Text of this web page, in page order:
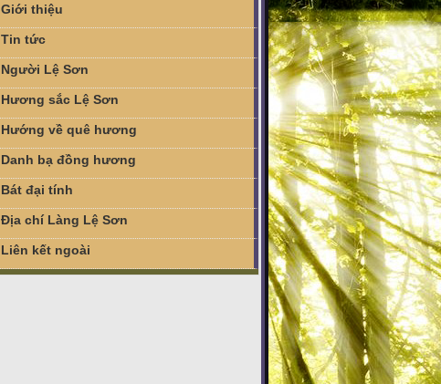
Giới thiệu
Tin tức
Người Lệ Sơn
Hương sắc Lệ Sơn
Hướng về quê hương
Danh bạ đồng hương
Bát đại tính
Địa chí Làng Lệ Sơn
Liên kết ngoài